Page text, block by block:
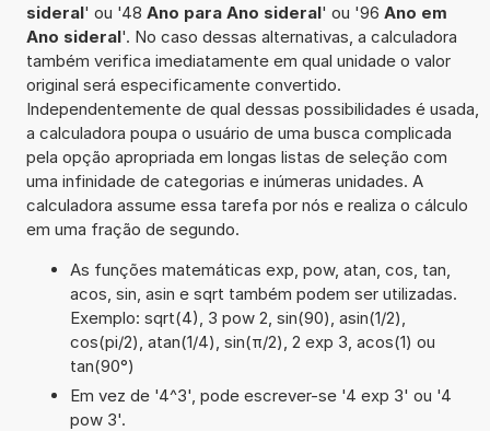
sideral' ou '48 Ano para Ano sideral' ou '96 Ano em
Ano sideral'. No caso dessas alternativas, a calculadora
também verifica imediatamente em qual unidade o valor
original será especificamente convertido.
Independentemente de qual dessas possibilidades é usada,
a calculadora poupa o usuário de uma busca complicada
pela opção apropriada em longas listas de seleção com
uma infinidade de categorias e inúmeras unidades. A
calculadora assume essa tarefa por nós e realiza o cálculo
em uma fração de segundo.
As funções matemáticas exp, pow, atan, cos, tan,
acos, sin, asin e sqrt também podem ser utilizadas.
Exemplo: sqrt(4), 3 pow 2, sin(90), asin(1/2),
cos(pi/2), atan(1/4), sin(π/2), 2 exp 3, acos(1) ou
tan(90°)
Em vez de '4^3', pode escrever-se '4 exp 3' ou '4
pow 3'.